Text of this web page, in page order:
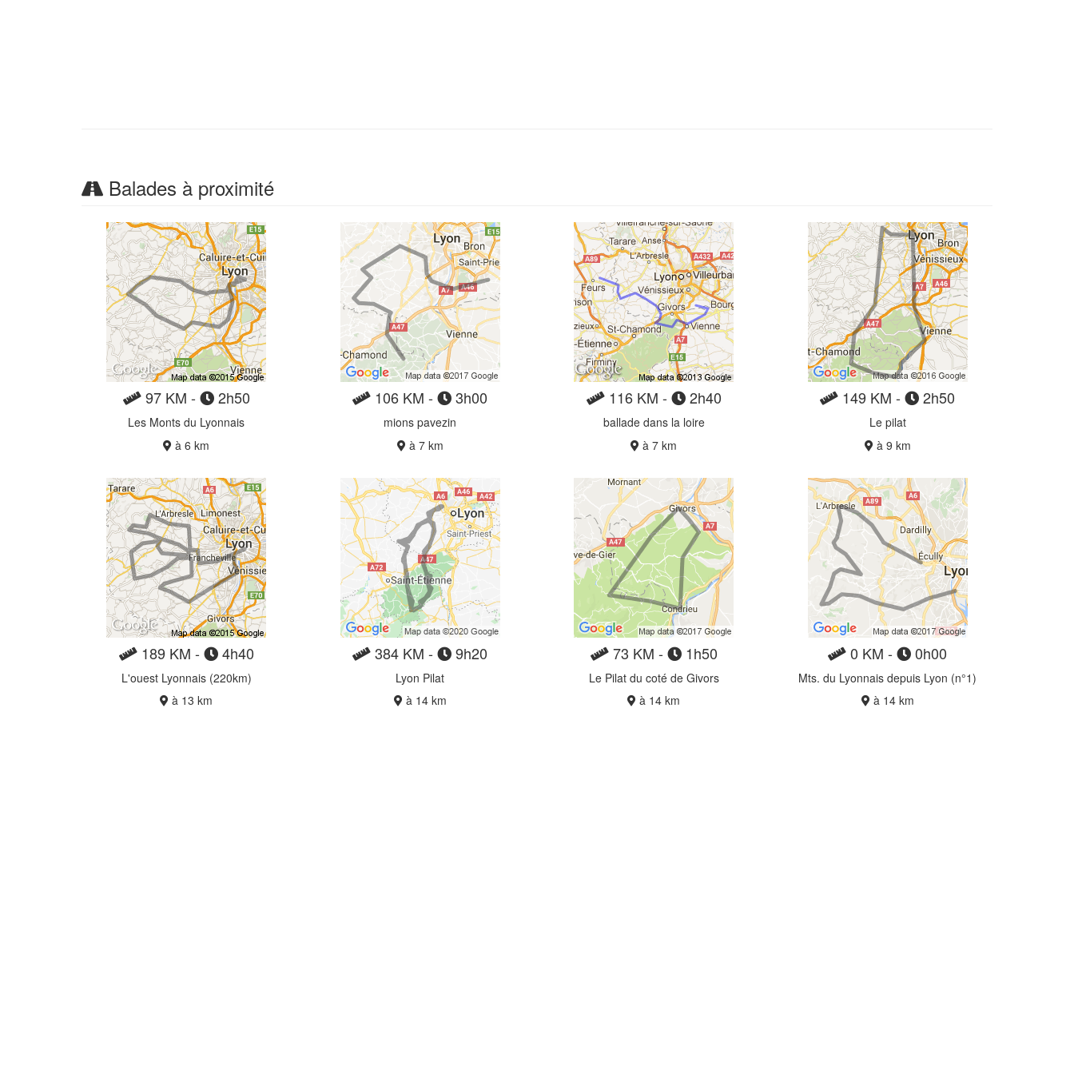
Balades à proximité
97 KM - 2h50
Les Monts du Lyonnais
à 6 km
106 KM - 3h00
mions pavezin
à 7 km
116 KM - 2h40
ballade dans la loire
à 7 km
149 KM - 2h50
Le pilat
à 9 km
189 KM - 4h40
L'ouest Lyonnais (220km)
à 13 km
384 KM - 9h20
Lyon Pilat
à 14 km
73 KM - 1h50
Le Pilat du coté de Givors
à 14 km
0 KM - 0h00
Mts. du Lyonnais depuis Lyon (n°1)
à 14 km